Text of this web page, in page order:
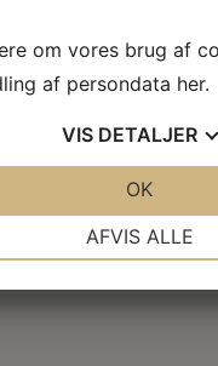
brandnavn, logo,
om vores brug af
af persondata her.
VIS DETALJER
AFVIS ALLE
OK